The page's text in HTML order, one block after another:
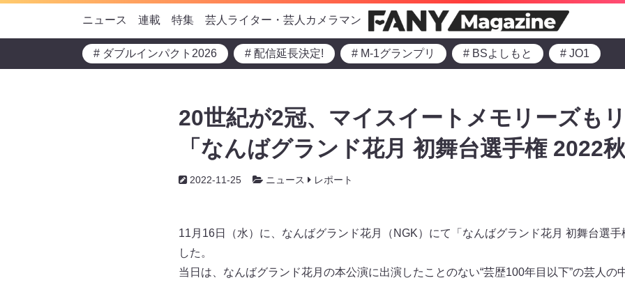
ニュース 連載 特集 芸人ライター・芸人カメラマン
# ダブルインパクト2026 # 配信延長決定! # M-1グランプリ # BSよしもと # JO1
20世紀が2冠、マイスイートメモリーズも
「なんばグランド花月 初舞台選手権 2022
2022-11-25 ニュース レポート
11月16日（水）に、なんばグランド花月（NGK）にて「なんばグランド花月 初舞台選
した。
当日は、なんばグランド花月の本公演に出演したことのない“芸歴100年目以下”の芸人の